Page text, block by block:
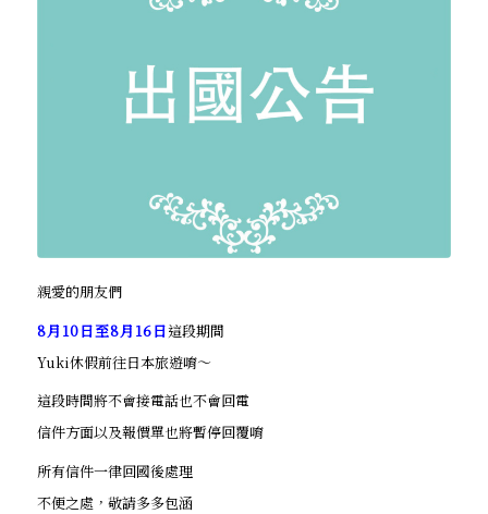
親愛的朋友們
8月10日至8月16日這段期間
Yuki休假前往日本旅遊唷～
這段時間將不會接電話也不會回電
信件方面以及報價單也將暫停回覆唷
所有信件一律回國後處理
不便之處，敬請多多包涵